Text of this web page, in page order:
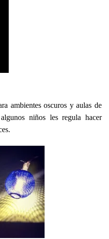
ambientes oscuros y aulas de
niños les regula hacer